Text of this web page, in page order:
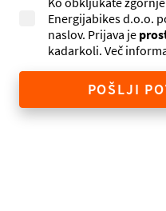
Energijabikes d.o.o.
naslov. Prijava je
kadarkoli. Več
POŠLJI